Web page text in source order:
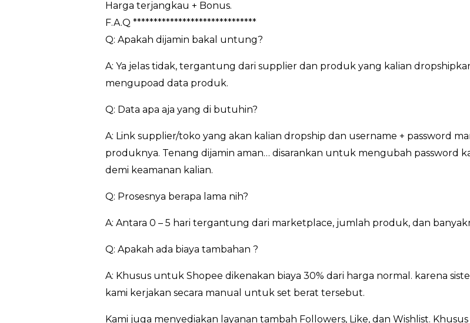
Harga terjangkau + Bonus.
F.A.Q ******************************
Q: Apakah dijamin bakal untung?
A: Ya jelas tidak, tergantung dari supplier dan produk yang kalian
mengupoad data produk.
Q: Data apa aja yang di butuhin?
A: Link supplier/toko yang akan kalian dropship dan username + password
produknya. Tenang dijamin aman… disarankan untuk mengubah password
demi keamanan kalian.
Q: Prosesnya berapa lama nih?
A: Antara 0 – 5 hari tergantung dari marketplace, jumlah produk, dan
Q: Apakah ada biaya tambahan ?
A: Khusus untuk Shopee dikenakan biaya 30% dari harga normal. karena
kami kerjakan secara manual untuk set berat tersebut.
Kami juga menyediakan layanan tambah Followers, Like, dan Wishlist.